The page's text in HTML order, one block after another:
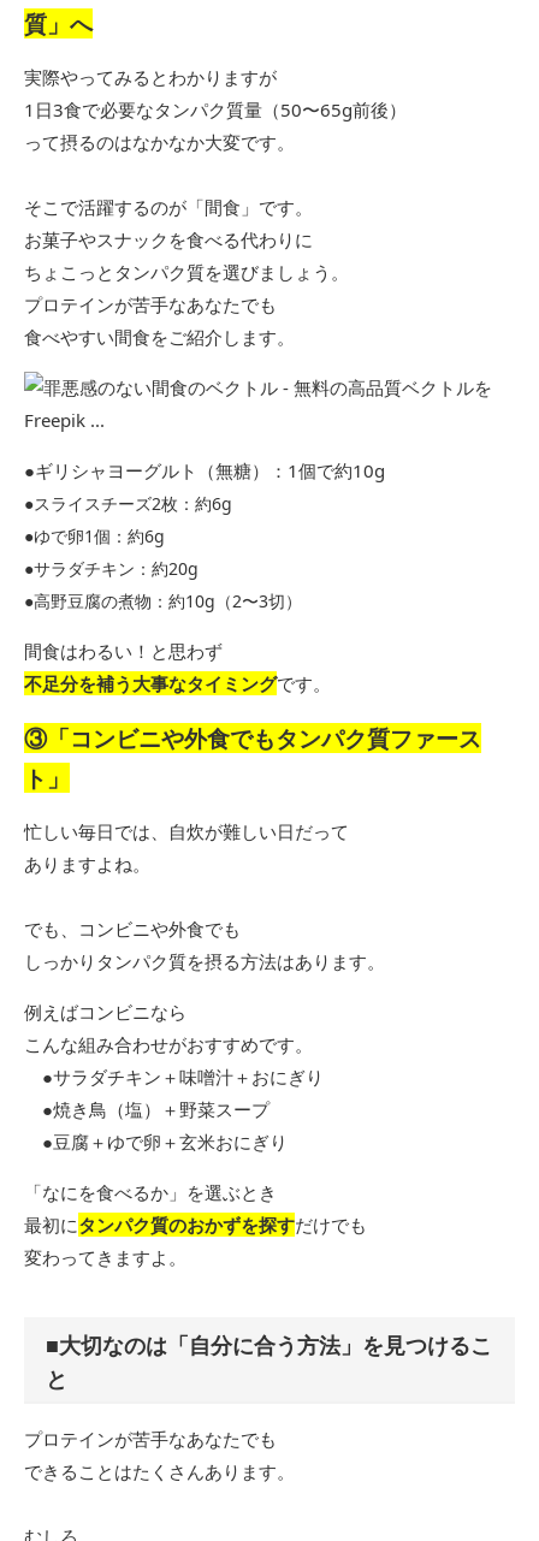
質」へ
実際やってみるとわかりますが
1日3食で必要なタンパク質量（50〜65g前後）
って摂るのはなかなか大変です。
そこで活躍するのが「間食」です。
お菓子やスナックを食べる代わりに
ちょこっとタンパク質を選びましょう。
プロテインが苦手なあなたでも
食べやすい間食をご紹介します。
●ギリシャヨーグルト（無糖）：1個で約10g
●スライスチーズ2枚：約6g
●ゆで卵1個：約6g
●サラダチキン：約20g
●高野豆腐の煮物：約10g（2〜3切）
間食はわるい！と思わず
不足分を補う大事なタイミングです。
③「コンビニや外食でもタンパク質ファース
ト」
忙しい毎日では、自炊が難しい日だって
ありますよね。
でも、コンビニや外食でも
しっかりタンパク質を摂る方法はあります。
例えばコンビニなら
こんな組み合わせがおすすめです。
●サラダチキン＋味噌汁＋おにぎり
●焼き鳥（塩）＋野菜スープ
●豆腐＋ゆで卵＋玄米おにぎり
「なにを食べるか」を選ぶとき
最初にタンパク質のおかずを探すだけでも
変わってきますよ。
■大切なのは「自分に合う方法」を見つけるこ
と
プロテインが苦手なあなたでも
できることはたくさんあります。